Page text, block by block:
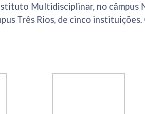
Multidisciplinar, no câmpus
Três Rios, de cinco